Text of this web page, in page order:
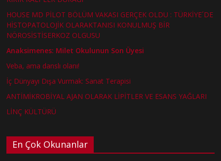
HOUSE MD PİLOT BÖLÜM VAKASI GERÇEK OLDU : TÜRKİYE´DE
HİSTOPATOLOJİK OLARAKTANISI KONULMUŞ BİR
NÖROSİSTİSERKOZ OLGUSU
Anaksimenes: Milet Okulunun Son Üyesi
Veba, ama danslı olanı!
İç Dünyayı Dışa Vurmak: Sanat Terapisi
ANTİMİKROBİYAL AJAN OLARAK LİPİTLER VE ESANS YAĞLARI
LİNÇ KÜLTÜRÜ
En Çok Okunanlar